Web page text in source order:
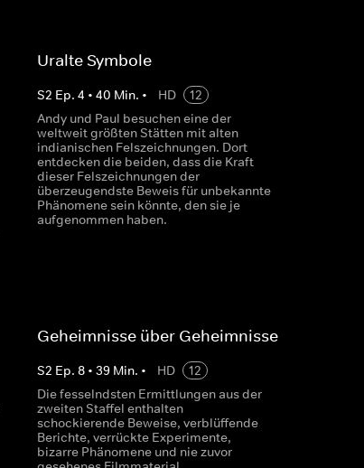
Uralte Symbole
S2 Ep. 4 • 40 Min. • HD
12
Andy und Paul besuchen eine der
weltweit größten Stätten mit alten
indianischen Felszeichnungen. Dort
entdecken die beiden, dass die Kraft
dieser Felszeichnungen der
überzeugendste Beweis für unbekannte
Phänomene sein könnte, den sie je
aufgenommen haben.
Geheimnisse über Geheimnisse
S2 Ep. 8• 39Min. • HD
12
Die fesselndsten Ermittlungen aus der
zweiten Staffel enthalten
schockierende Beweise, verblüffende
Berichte, verrückte Experimente,
bizarre Phänomene und nie zuvor